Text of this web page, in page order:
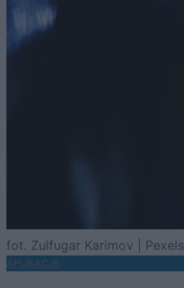
fot. Zulfugar Karimov | Pexels
APLIKACJE